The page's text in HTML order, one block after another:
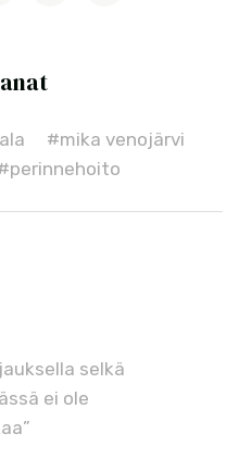
#mika venojärvi
selkä
ei ole